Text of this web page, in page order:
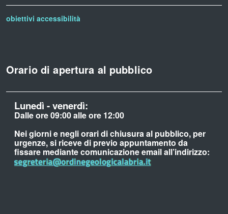
obiettivi accessibilità
Orario di apertura al pubblico
Lunedì - venerdì:
Dalle ore 09:00 alle ore 12:00
Nei giorni e negli orari di chiusura al pubblico, per
urgenze, si riceve di previo appuntamento da
fissare mediante comunicazione email all’indirizzo: